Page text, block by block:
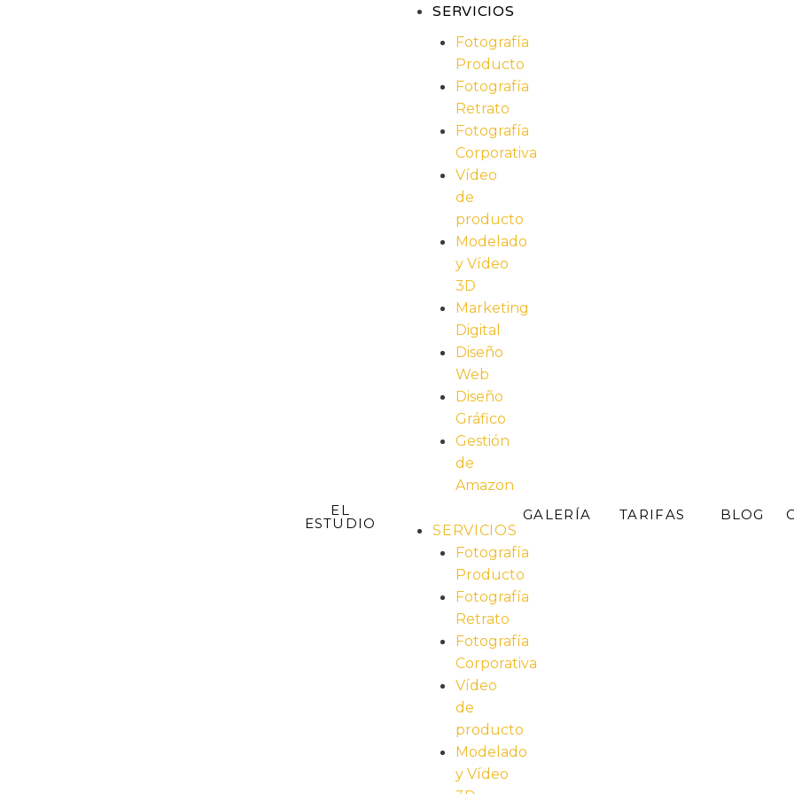
EL
ESTUDIO
SERVICIOS
Fotografía
Producto
Fotografía
Retrato
Fotografía
Corporativa
Vídeo
de
producto
Modelado
y Vídeo
3D
Marketing
Digital
Diseño
Web
Diseño
Gráfico
Gestión
de
Amazon
SERVICIOS
Fotografía
Producto
Fotografía
Retrato
Fotografía
Corporativa
Vídeo
de
producto
Modelado
y Vídeo
GALERÍA TARIFAS BLOG